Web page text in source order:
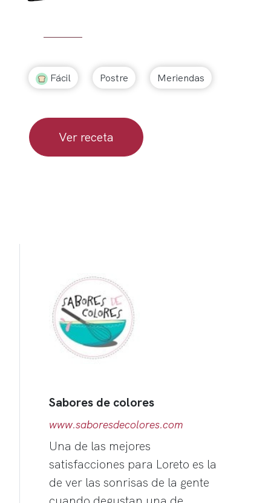
Fácil Postre Meriendas
Ver receta
Sabores de colores
www.saboresdecolores.com
Una de las mejores
satisfacciones para Loreto es la
de ver las sonrisas de la gente